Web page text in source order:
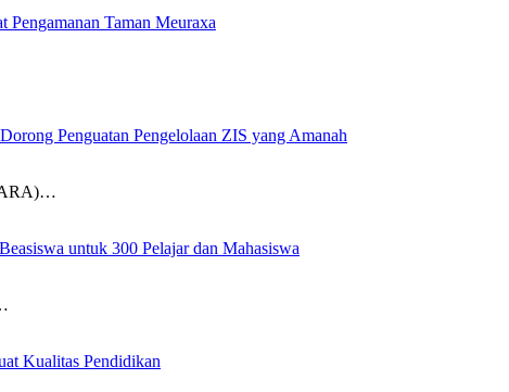
Pengamanan Taman Meuraxa
Penguatan Pengelolaan ZIS yang Amanah
untuk 300 Pelajar dan Mahasiswa
Kualitas Pendidikan